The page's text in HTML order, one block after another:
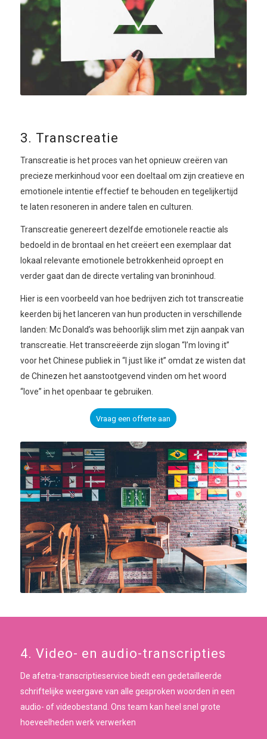
3. Transcreatie
Transcreatie is het proces van het opnieuw creëren van
precieze merkinhoud voor een doeltaal om zijn creatieve en
emotionele intentie effectief te behouden en tegelijkertijd
te laten resoneren in andere talen en culturen.
Transcreatie genereert dezelfde emotionele reactie als
bedoeld in de brontaal en het creëert een exemplaar dat
lokaal relevante emotionele betrokkenheid oproept en
verder gaat dan de directe vertaling van broninhoud.
Hier is een voorbeeld van hoe bedrijven zich tot transcreatie
keerden bij het lanceren van hun producten in verschillende
landen: Mc Donald’s was behoorlijk slim met zijn aanpak van
transcreatie. Het transcreëerde zijn slogan “I’m loving it”
voor het Chinese publiek in “I just like it” omdat ze wisten dat
de Chinezen het aanstootgevend vinden om het woord
“love” in het openbaar te gebruiken.
Vraag een offerte aan
4. Video- en audio-transcripties
De afetra-transcriptieservice biedt een gedetailleerde
schriftelijke weergave van alle gesproken woorden in een
audio- of videobestand. Ons team kan heel snel grote
hoeveelheden werk verwerken